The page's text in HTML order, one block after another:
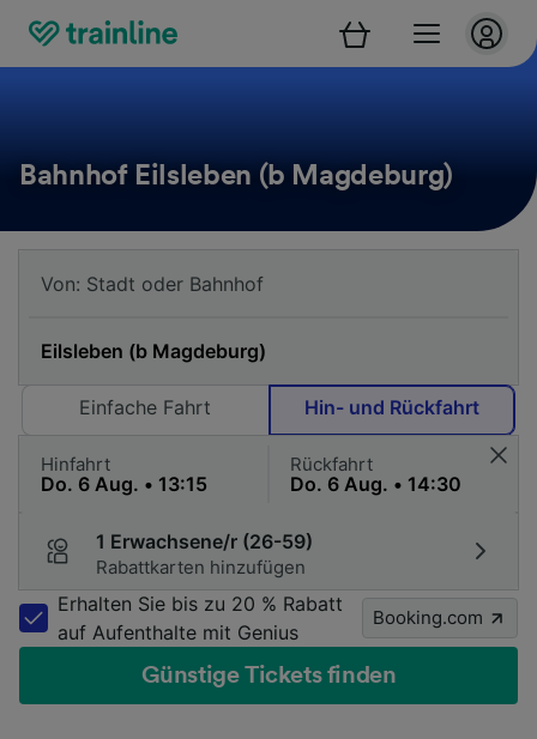
Bahnhof Eilsleben (b Magdeburg)
Einfache Fahrt Hin- und Rückfahrt
Hinfahrt Rückfahrt
1 Erwachsene/r (26-59)
Rabattkarten hinzufügen
Erhalten Sie bis zu 20 % Rabatt
auf Aufenthalte mit Genius
Booking.com
Günstige Tickets finden